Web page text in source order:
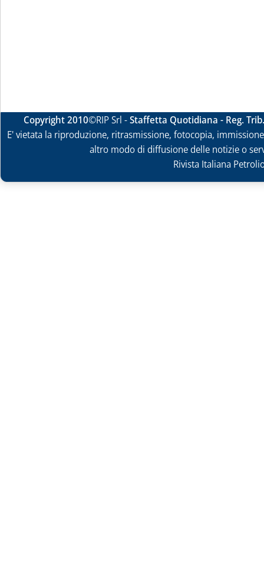
Copyright 2010©RIP Srl -Staffetta Quotidiana - Reg.
E' vietata la riproduzione, ritrasmissione, fotocopia,
altro modo di diffusione delle notizie o
Rivista Italiana